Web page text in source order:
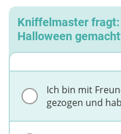
Kniffelmaster
Halloween
Ich bin mit
gezogen und